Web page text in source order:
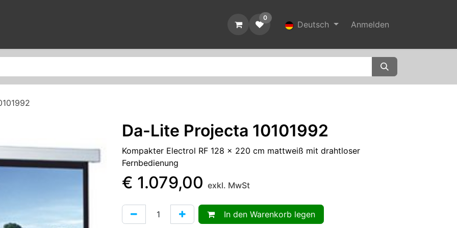
0
Deutsch Anmelden
Da-Lite Projecta 10101992
Kompakter Electrol RF 128 x 220 cm mattweiß mit drahtloser
Fernbedienung
€ 1.079,00 exkl. MwSt
In den Warenkorb legen